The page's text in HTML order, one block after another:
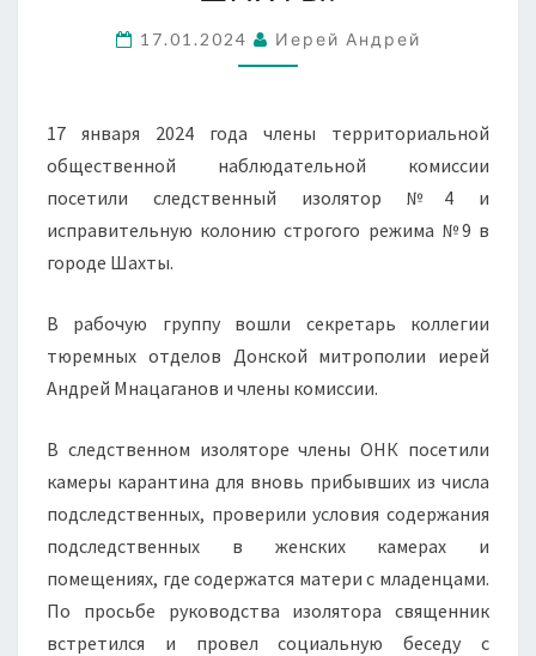
ГУФСИН
РОССИИ
РО
Г.
ШАХТЫ.
17.01.2024 Иерей Андрей
17 января 2024 года члены территориальной
общественной наблюдательной комиссии
посетили следственный изолятор №4 и
исправительную колонию строгого режима №9 в
городе Шахты.
В рабочую группу вошли секретарь коллегии
тюремных отделов Донской митрополии иерей
Андрей Мнацаганов и члены комиссии.
В следственном изоляторе члены ОНК посетили
камеры карантина для вновь прибывших из числа
подследственных, проверили условия содержания
подследственных в женских камерах и
помещениях, где содержатся матери с младенцами.
По просьбе руководства изолятора священник
встретился и провел социальную беседу с